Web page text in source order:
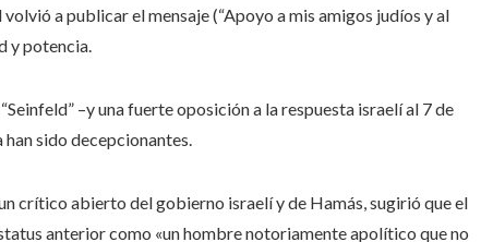
a publicar el mensaje (“Apoyo a mis amigos judíos y al
y potencia.
–y una fuerte oposición a la respuesta israelí al 7 de
sido decepcionantes.
crítico abierto del gobierno israelí y de Hamás, sugirió que el
anterior como «un hombre notoriamente apolítico que no